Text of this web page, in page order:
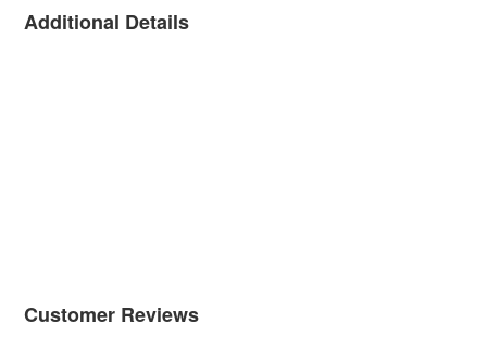
Additional Details
Customer Reviews